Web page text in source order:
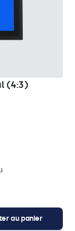
(4:3)
au panier